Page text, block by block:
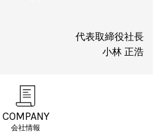
代表取締役社長
小林 正浩
COMPANY
会社情報